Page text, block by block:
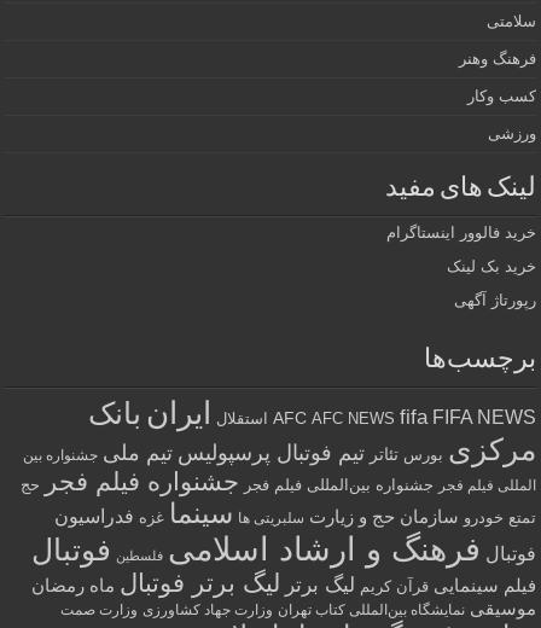
سلامتی
فرهنگ وهنر
کسب وکار
ورزشی
لینک های مفید
خرید فالوور اینستاگرام
خرید بک لینک
رپورتاژ آگهی
برچسب‌ها
AFC AFC NEWS fifa FIFA NEWS استقلال ایران بانک
مرکزی بورس تئاتر تیم فوتبال پرسپولیس تیم ملی جشنواره بین
المللی فیلم فجر جشنواره بین‌المللی فیلم فجر جشنواره فیلم فجر
حج
تمتع خودرو سازمان حج و زیارت سلبریتی ها سینما غزه فدراسیون
فوتبال فرهنگ و ارشاد اسلامی فلسطین فوتبال
فیلم سینمایی قرآن کریم لیگ برتر لیگ برتر فوتبال ماه رمضان
موسیقی نمایشگاه بین‌المللی کتاب تهران وزارت جهاد کشاورزی وزارت صمت